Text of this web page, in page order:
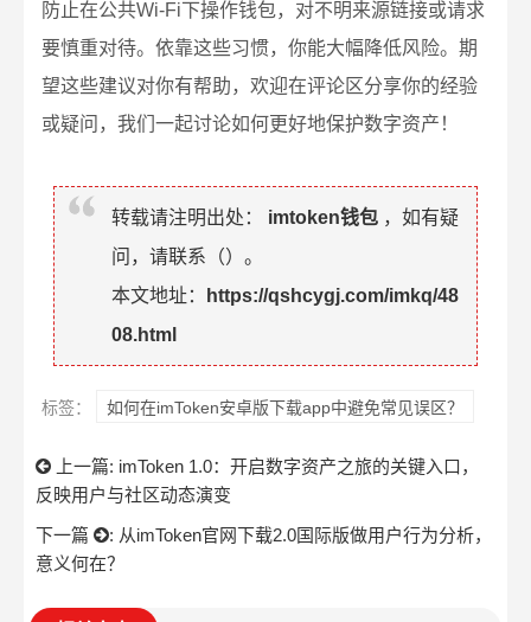
防止在公共Wi-Fi下操作钱包，对不明来源链接或请求
要慎重对待。依靠这些习惯，你能大幅降低风险。期
望这些建议对你有帮助，欢迎在评论区分享你的经验
或疑问，我们一起讨论如何更好地保护数字资产！
转载请注明出处： imtoken钱包 ，如有疑
问，请联系（）。
本文地址：
https://qshcygj.com/imkq/48
08.html
标签： 如何在imToken安卓版下载app中避免常见误区？
上一篇: imToken 1.0：开启数字资产之旅的关键入口，
反映用户与社区动态演变
下一篇
: 从imToken官网下载2.0国际版做用户行为分析，
意义何在？